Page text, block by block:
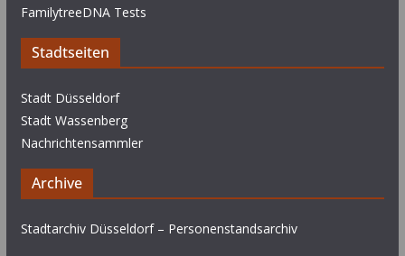
FamilytreeDNA Tests
Stadtseiten
Stadt Düsseldorf
Stadt Wassenberg
Nachrichtensammler
Archive
Stadtarchiv Düsseldorf – Personenstandsarchiv